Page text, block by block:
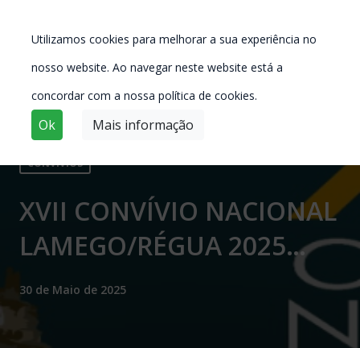
Utilizamos cookies para melhorar a sua experiência no
nosso website. Ao navegar neste website está a
concordar com a nossa política de cookies.
Ok Mais informação
CONVÍVIOS
XVII CONVÍVIO NACIONAL
LAMEGO/RÉGUA 2025
(INSCRIÇÕES JÁ EM LISTA
30 de Maio de 2025